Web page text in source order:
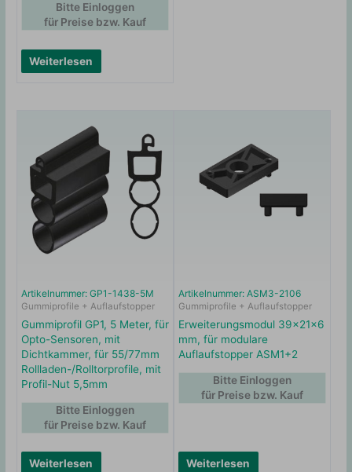
Weiterlesen
Bitte Einloggen
für Preise bzw. Kauf
Artikelnummer: GP1-1438-5M
Gummiprofile + Auflaufstopper
Gummiprofil GP1, 5 Meter, für
Opto-Sensoren, mit
Dichtkammer, für 55/77mm
Rollladen-/Rolltorprofile, mit
Profil-Nut 5,5mm
Weiterlesen
Bitte Einloggen
für Preise bzw. Kauf
Artikelnummer: ASM3-2106
Gummiprofile + Auflaufstopper
Erweiterungsmodul 39x21x6
mm, für modulare
Auflaufstopper ASM1+2
Weiterlesen
Bitte Einloggen
für Preise bzw. Kauf